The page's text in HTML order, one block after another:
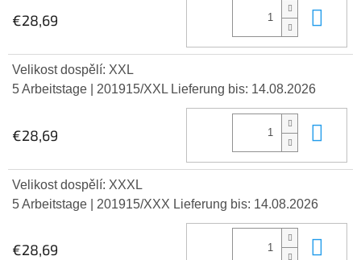
€28,69
Velikost dospělí: XXL
5 Arbeitstage
| 201915/XXL Lieferung bis: 14.08.2026
€28,69
Velikost dospělí: XXXL
5 Arbeitstage
| 201915/XXX Lieferung bis: 14.08.2026
€28,69